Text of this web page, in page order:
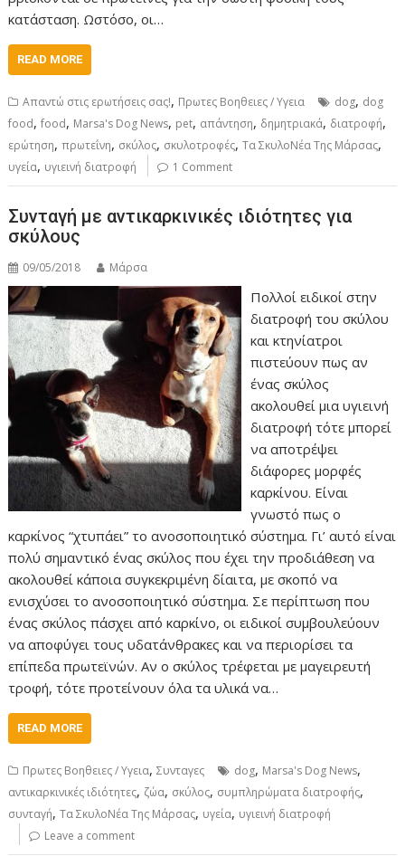
κατάσταση. Ωστόσο, οι…
READ MORE
Απαντώ στις ερωτήσεις σας!, Πρωτες Βοηθειες / Υγεια dog, dog
food,food, Marsa's Dog News, pet, απάντηση, δημητριακά, διατροφή,
ερώτηση,πρωτεΐνη, σκύλος, σκυλοτροφές,Τα ΣκυλοΝέα Της Μάρσας,
υγεία, υγιεινή διατροφή 1 Comment
Συνταγή με αντικαρκινικές ιδιότητες για
σκύλους
09/05/2018 Μάρσα
Πολλοί ειδικοί στην
διατροφή του σκύλου
και κτηνίατροι
πιστεύουν πως αν
ένας σκύλος
ακολουθεί μια υγιεινή
διατροφή τότε μπορεί
να αποτρέψει
διάφορες μορφές
καρκίνου. Είναι
γνωστό πως ο
καρκίνος “χτυπάει” το ανοσοποιητικό σύστημα. Γι’ αυτό είναι
πολύ σημαντικό ένας σκύλος που έχει την προδιάθεση να
ακολουθεί κάποια συγκεκριμένη δίαιτα, με σκοπό να
ενισχύσει το ανοσοποιητικό σύστημα. Σε περίπτωση που
ένας σκύλος πάσχει από καρκίνο, οι ειδικοί συμβουλεύουν
να αποφύγει τους υδατάνθρακες και να περιορίσει τα
επίπεδα πρωτεϊνών. Αν ο σκύλος τρέφεται με μαγειρευτή
τροφή, τότε προτείνουν όλα τα υλικά να…
READ MORE
Πρωτες Βοηθειες / Υγεια,Συνταγες dog, Marsa's Dog News,
αντικαρκινικές ιδιότητες, ζώα, σκύλος, συμπληρώματα διατροφής,
συνταγή,Τα ΣκυλοΝέα Της Μάρσας, υγεία, υγιεινή διατροφή
Leave a comment